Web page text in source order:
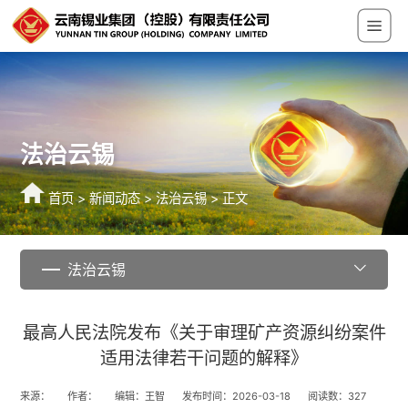
法治云锡
首页>新闻动态>法治云锡> 正文
法治云锡
最高人民法院发布《关于审理矿产资源纠纷案件
适用法律若干问题的解释》
来源： 作者： 编辑：王智 发布时间：2026-03-18 阅读数： 327